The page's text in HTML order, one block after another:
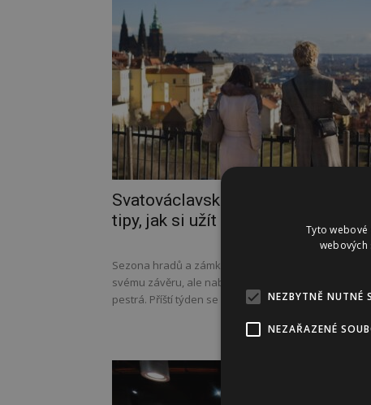
Svatováclavské poutě i veletrhy:
tipy, jak si užít začátek podzimu
Sezona hradů a zámků se sice pomalu chýlí ke
svému závěru, ale nabídka kulturních akcí je stále
pestrá. Příští týden se bude slavit svátek...
Tyto webové
NEZBYTNĚ NUTNÉ
NEZAŘAZENÉ